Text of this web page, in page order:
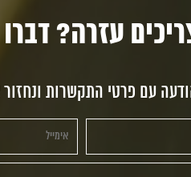
עזרה? דברו איתנו
עם פרטי התקשרות